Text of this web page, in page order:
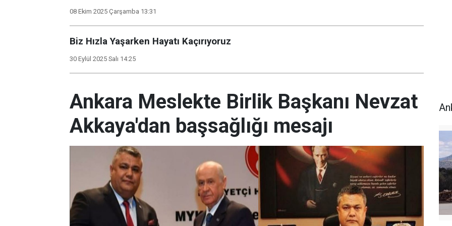
08 Ekim 2025 Çarşamba 13:31
Biz Hızla Yaşarken Hayatı Kaçırıyoruz
30 Eylül 2025 Salı 14:25
Ankara Meslekte Birlik Başkanı Nevzat
Akkaya'dan başsağlığı mesajı